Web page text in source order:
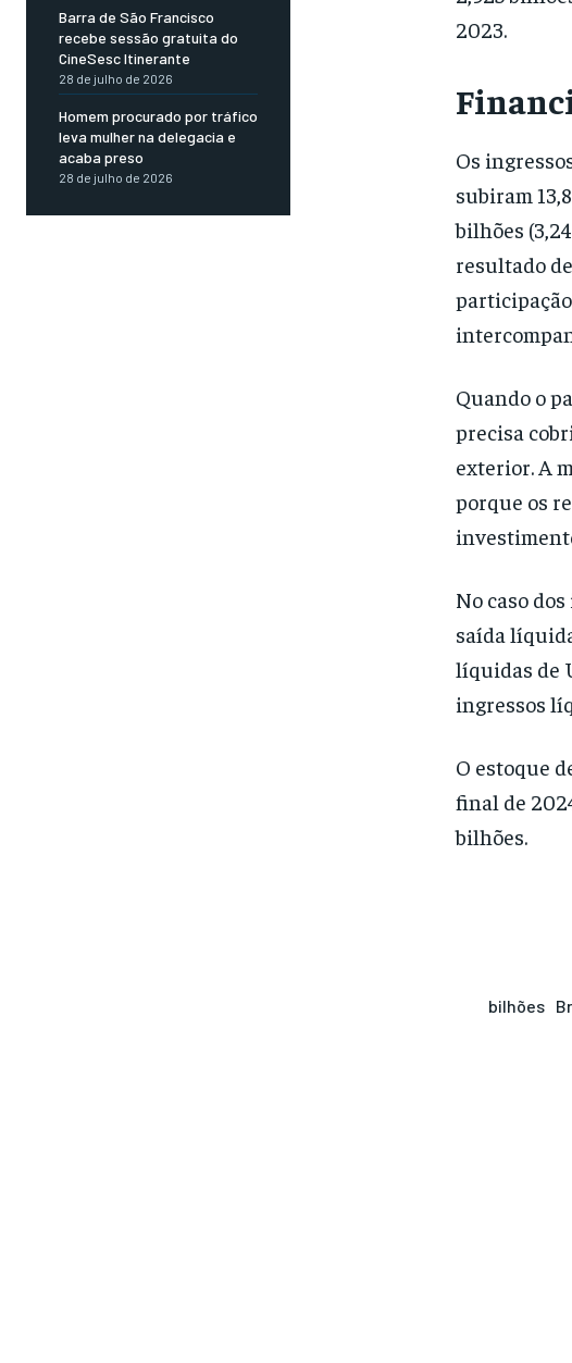
Barra de São Francisco
recebe sessão gratuita do
CineSesc Itinerante
28 de julho de 2026
Homem procurado por tráfico
leva mulher na delegacia e
acaba preso
28 de julho de 2026
2023.
Os
subiram
bilhões
resultado
Quando o
precisa
exterior. A
porque os
No caso
saída
líquidas de
ingressos
O estoque
final de
bilhões.
bilhões